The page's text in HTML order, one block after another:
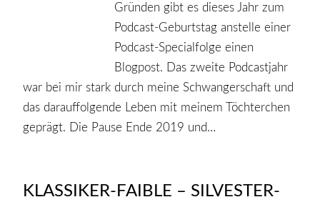
Gründen gibt es dieses Jahr zum
Podcast-Geburtstag anstelle einer
Podcast-Specialfolge einen
Blogpost. Das zweite Podcastjahr
war bei mir stark durch meine Schwangerschaft und
das darauffolgende Leben mit meinem Töchterchen
geprägt. Die Pause Ende 2019 und…
KLASSIKER-FAIBLE – SILVESTER-